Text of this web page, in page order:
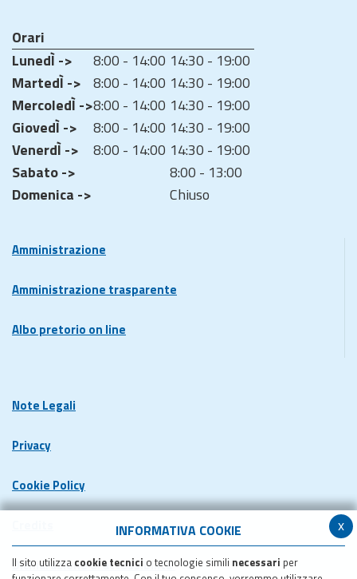
x
INFORMATIVA COOKIE
Il sito utilizza cookie tecnici o tecnologie simili necessari per
Orari
LunedÌ ->
8:00 - 14:00 14:30 - 19:00
MartedÌ -> 8:00 - 14:00 14:30 - 19:00
MercoledÌ ->8:00 - 14:00 14:30 - 19:00
GiovedÌ ->
8:00 - 14:00 14:30 - 19:00
VenerdÌ ->
8:00 - 14:00 14:30 - 19:00
Sabato ->
8:00 - 13:00
Domenica ->
Chiuso
Amministrazione
Amministrazione trasparente
Albo pretorio on line
Note Legali
Privacy
Cookie Policy
Dichiarazione di accessibilita'